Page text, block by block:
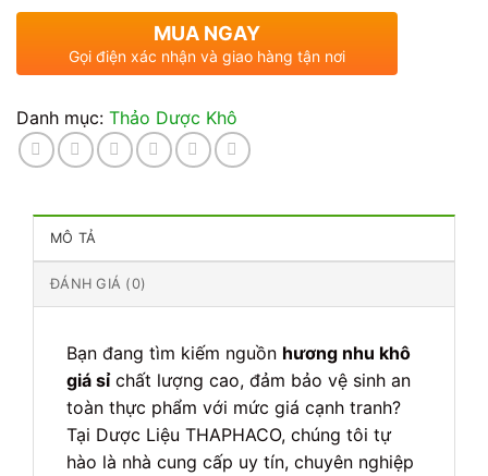
Đảm
Ưu
Hấp
Dẫn
số
MUA NGAY
Gọi điện xác nhận và giao hàng tận nơi
Danh mục: Thảo Dược Khô
MÔ TẢ
ĐÁNH GIÁ (0)
Bạn đang tìm kiếm nguồn hương nhu khô
giá sỉchất lượng cao, đảm bảo vệ sinh an
toàn thực phẩm với mức giá cạnh tranh?
Tại Dược Liệu THAPHACO, chúng tôi tự
hào là nhà cung cấp uy tín, chuyên nghiệp